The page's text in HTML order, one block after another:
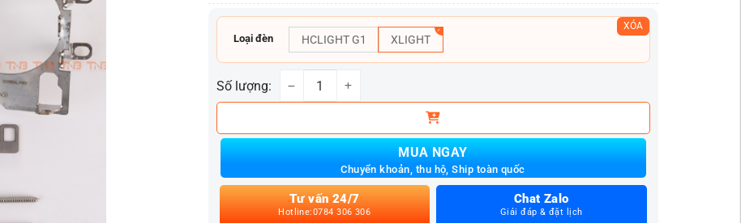
Loại đèn HCLIGHT G1 XLIGHT
XÓA
Số lượng:
PÁT LẮP ĐÈN GẦM CHO TOYOTA VIOS 2024 2.0 INCHES số lượng
MUA NGAY
Chuyển khoản, thu hộ, Ship toàn quốc
Tư vấn 24/7
Hotline:0784 306 306
Chat Zalo
Giải đáp & đặt lịch